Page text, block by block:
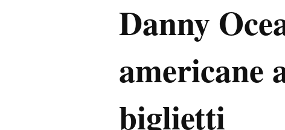
Danny
americane
biglietti